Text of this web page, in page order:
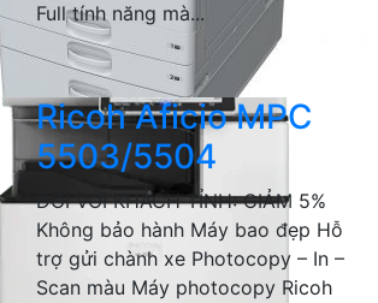
Full tính năng mà...
Ricoh Aficio MPC
5503/5504
ĐỐI VỚI KHÁCH TỈNH: GIẢM 5%
Không bảo hành Máy bao đẹp Hỗ
trợ gửi chành xe Photocopy – In –
Scan màu Máy photocopy Ricoh